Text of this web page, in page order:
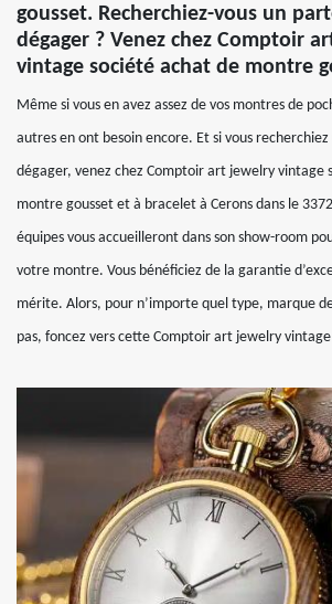
gousset. Recherchiez-vous un
dégager ? Venez chez Comptoir
vintage société achat de montre
Même si vous en avez assez de vos montres de
autres en ont besoin encore. Et si vous
dégager, venez chez Comptoir art jewelry vintage
montre gousset et à bracelet à Cerons dans le
équipes vous accueilleront dans son show-room
votre montre. Vous bénéficiez de la garantie
mérite. Alors, pour n’importe quel type, marque
pas, foncez vers cette Comptoir art jewelry